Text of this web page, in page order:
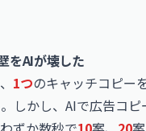
をAIが壊した
1つのキャッチコピー
しかし、AIで広告コ